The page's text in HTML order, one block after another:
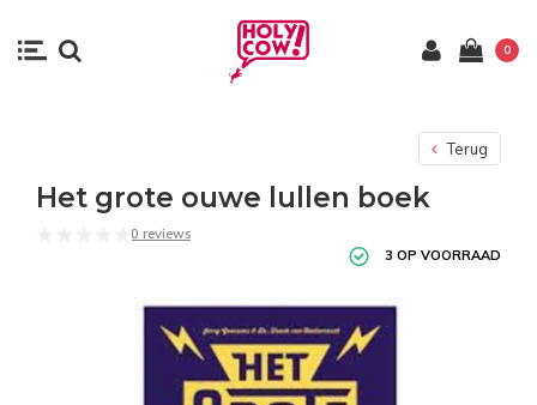
0
Terug
Het grote ouwe lullen boek
0 reviews
3 OP VOORRAAD